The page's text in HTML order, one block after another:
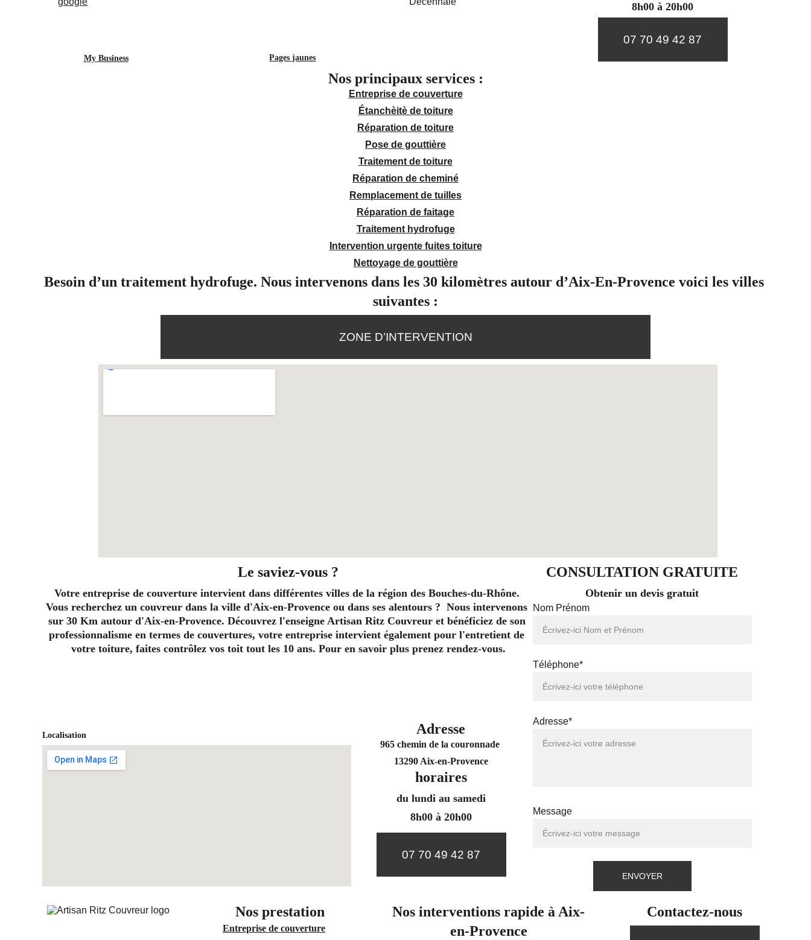
07 70 49 42 87
8h00 à 20h00
My Business Pages jaunes
Nos principaux services :
Entreprise de couverture
Étanchèitè de toiture
Réparation de toiture
Pose de gouttière
Traitement de toiture
Réparation de cheminé
Remplacement de tuilles
Réparation de faitage
Traitement hydrofuge
Intervention urgente fuites toiture
Nettoyage de gouttière
Besoin d’un traitement hydrofuge. Nous intervenons dans les 30 kilomètres autour d’Aix-En-Provence voici les villes
suivantes :
ZONE D’INTERVENTION
Nom Prénom
Téléphone*
Adresse*
Message
ENVOYER
Adresse
965 chemin de la couronnade
13290 Aix-en-Provence
07 70 49 42 87
Localisation
Le saviez-vous ?
Votre entreprise de couverture intervient dans différentes villes de la région des Bouches-du-Rhône.
Vous recherchez un couvreur dans la ville d'Aix-en-Provence ou dans ses alentours ?  Nous intervenons
sur 30 Km autour d'Aix-en-Provence. Découvrez l'enseigne Artisan Ritz Couvreur et bénéficiez de son
professionnalisme en termes de couvertures, votre entreprise intervient également pour l'entretient de
votre toiture, faites contrôlez vos toit tout les 10 ans. Pour en savoir plus prenez rendez-vous.
CONSULTATION GRATUITE
Obtenir un devis gratuit
horaires
du lundi au samedi
8h00 à 20h00
Contactez-nous
Nos prestation
Nos interventions rapide à Aix-
en-Provence
Entreprise de couverture